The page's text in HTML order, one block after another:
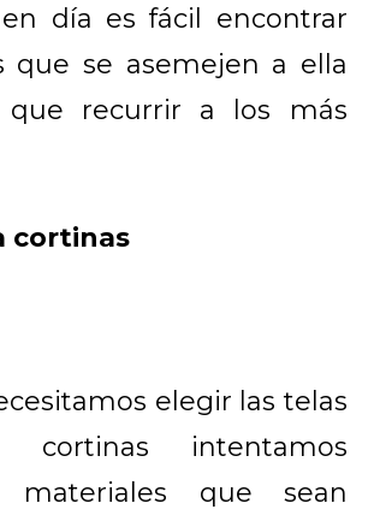
día es fácil encontrar
que se asemejen a ella
recurrir a los más
cortinas
elegir las telas
cortinas intentamos
materiales que sean